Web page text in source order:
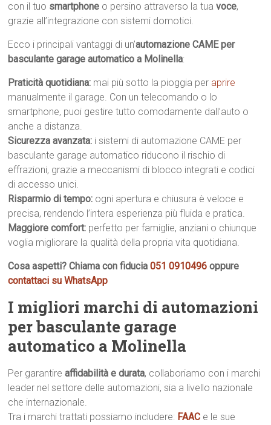
con il tuo smartphone o persino attraverso la tuavoce,
grazie all’integrazione con sistemi domotici.
Ecco i principali vantaggi di un’automazione CAME per
basculante garage automatico a Molinella:
Praticità quotidiana: mai più sotto la pioggia per aprire
manualmente il garage. Con un telecomando o lo
smartphone, puoi gestire tutto comodamente dall’auto o
anche a distanza.
Sicurezza avanzata: i sistemi di automazione CAME per
basculante garage automatico riducono il rischio di
effrazioni, grazie a meccanismi di blocco integrati e codici
di accesso unici.
Risparmio di tempo: ogni apertura e chiusura è veloce e
precisa, rendendo l’intera esperienza più fluida e pratica.
Maggiore comfort: perfetto per famiglie, anziani o chiunque
voglia migliorare la qualità della propria vita quotidiana.
Cosa aspetti? Chiama con fiducia051 0910496 oppure
contattaci su WhatsApp
I migliori marchi di automazioni
per basculante garage
automatico a Molinella
Per garantireaffidabilità e durata, collaboriamo con i marchi
leader nel settore delle automazioni, sia a livello nazionale
che internazionale.
Tra i marchi trattati possiamo includere: FAAC e le sue